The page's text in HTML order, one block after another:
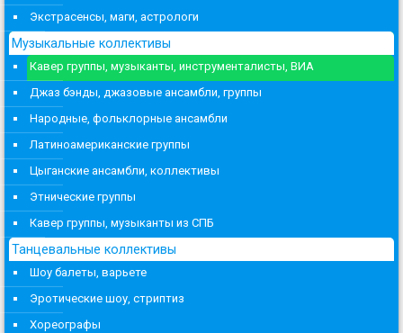
Экстрасенсы, маги, астрологи
Музыкальные коллективы
Кавер группы, музыканты, инструменталисты, ВИА
Джаз бэнды, джазовые ансамбли, группы
Народные, фольклорные ансамбли
Латиноамериканские группы
Цыганские ансамбли, коллективы
Этнические группы
Кавер группы, музыканты из СПБ
Танцевальные коллективы
Шоу балеты, варьете
Эротические шоу, стриптиз
Хореографы